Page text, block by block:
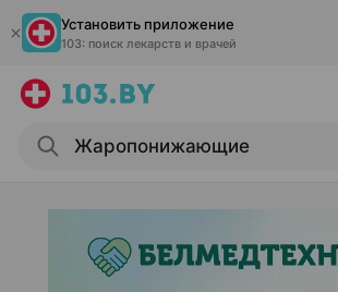
Установить приложение
103: поиск лекарств и врачей